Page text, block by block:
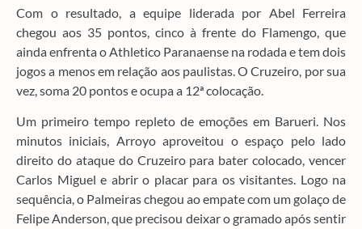
Com o resultado, a equipe liderada por Abel Ferreira
chegou aos 35 pontos, cinco à frente do Flamengo, que
ainda enfrenta o Athletico Paranaense na rodada e tem dois
jogos a menos em relação aos paulistas. O Cruzeiro, por sua
vez, soma 20 pontos e ocupa a 12ª colocação.
Um primeiro tempo repleto de emoções em Barueri. Nos
minutos iniciais, Arroyo aproveitou o espaço pelo lado
direito do ataque do Cruzeiro para bater colocado, vencer
Carlos Miguel e abrir o placar para os visitantes. Logo na
sequência, o Palmeiras chegou ao empate com um golaço de
Felipe Anderson, que precisou deixar o gramado após sentir